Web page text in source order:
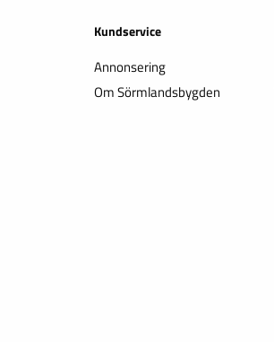
Kundservice
Annonsering
Om Sörmlandsbygden